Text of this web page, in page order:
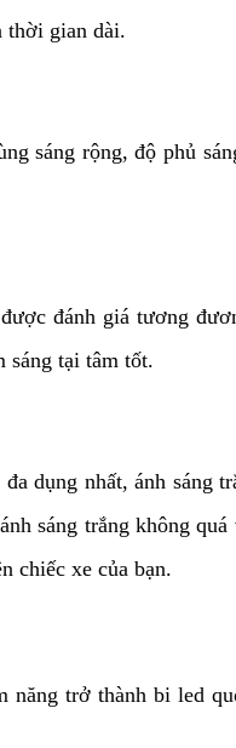
thời gian dài.
sáng rộng, độ phủ
đánh giá tương
sáng tại tâm tốt.
dụng nhất, ánh
sáng trắng không
chiếc xe của bạn.
năng trở thành bi led